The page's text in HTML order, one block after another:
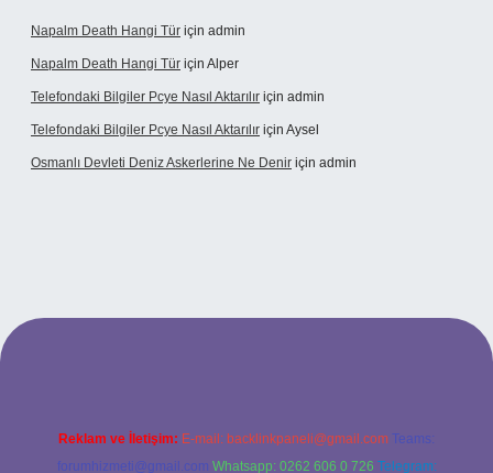
Napalm Death Hangi Tür için admin
Napalm Death Hangi Tür için Alper
Telefondaki Bilgiler Pcye Nasıl Aktarılır için admin
Telefondaki Bilgiler Pcye Nasıl Aktarılır için Aysel
Osmanlı Devleti Deniz Askerlerine Ne Denir için admin
giriş
Reklam ve İletişim: E-mail: backlinkpaneli@gmail.com Teams:
forumhizmeti@gmail.com Whatsapp: 0262 606 0 726 Telegram: